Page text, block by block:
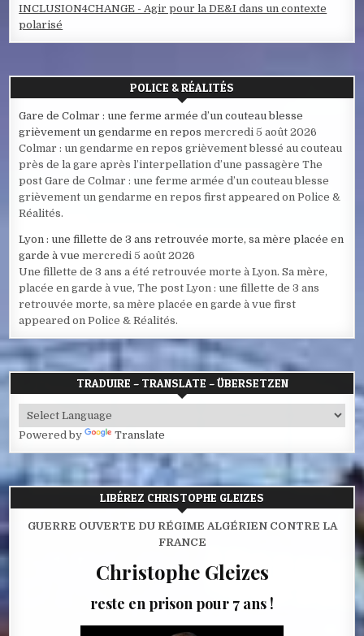
INCLUSION4CHANGE - Agir pour la DE&I dans un contexte
polarisé
POLICE & RÉALITÉS
Gare de Colmar : une ferme armée d’un couteau blesse
grièvement un gendarme en repos mercredi 5 août 2026
Colmar : un gendarme en repos grièvement blessé au couteau
près de la gare après l’interpellation d’une passagère The
post Gare de Colmar : une ferme armée d’un couteau blesse
grièvement un gendarme en repos first appeared on Police &
Réalités.
Lyon : une fillette de 3 ans retrouvée morte, sa mère placée en
garde à vue mercredi 5 août 2026
Une fillette de 3 ans a été retrouvée morte à Lyon. Sa mère,
placée en garde à vue, The post Lyon : une fillette de 3 ans
retrouvée morte, sa mère placée en garde à vue first
appeared on Police & Réalités.
TRADUIRE – TRANSLATE – ÜBERSETZEN
Powered by Translate
LIBÉREZ CHRISTOPHE GLEIZES
GUERRE OUVERTE DU RÉGIME ALGÉRIEN CONTRE LA
FRANCE
Christophe Gleizes
reste en prison pour 7 ans !